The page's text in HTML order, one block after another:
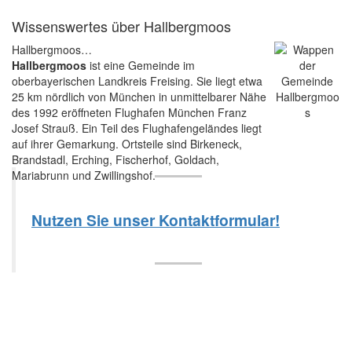
Wissenswertes über Hallbergmoos
Hallbergmoos…
Hallbergmoos ist eine Gemeinde im
oberbayerischen Landkreis Freising. Sie liegt etwa
25 km nördlich von München in unmittelbarer Nähe
des 1992 eröffneten Flughafen München Franz
Josef Strauß. Ein Teil des Flughafengeländes liegt
auf ihrer Gemarkung. Ortsteile sind Birkeneck,
Brandstadl, Erching, Fischerhof, Goldach,
Mariabrunn und Zwillingshof.
Nutzen Sie unser Kontaktformular!